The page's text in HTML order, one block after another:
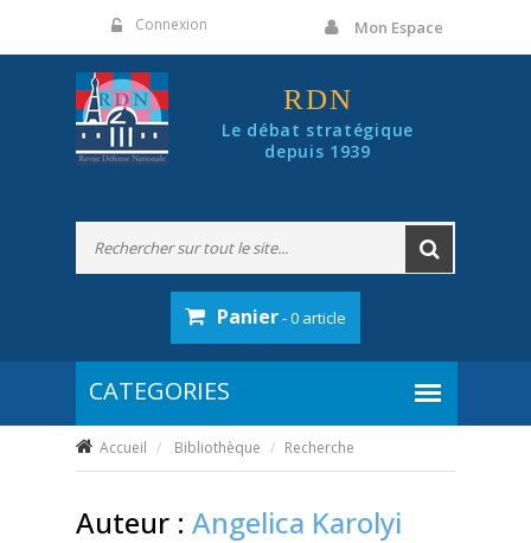
Connexion Mon Espace
RDN
Le débat stratégique
depuis 1939
Panier- 0 article
Accueil Bibliothèque Recherche
Auteur : Angelica Karolyi